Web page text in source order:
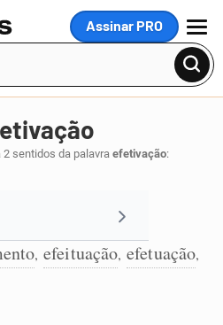
Assinar PRO
MENU
2 sentidos da palavra efetivação:
confirmação
, efeituação, efetuação,